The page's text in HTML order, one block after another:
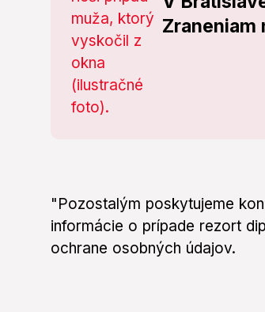
Zraneniam
"Pozostalým poskytujeme
informácie o prípade rezort
ochrane osobných údajov.